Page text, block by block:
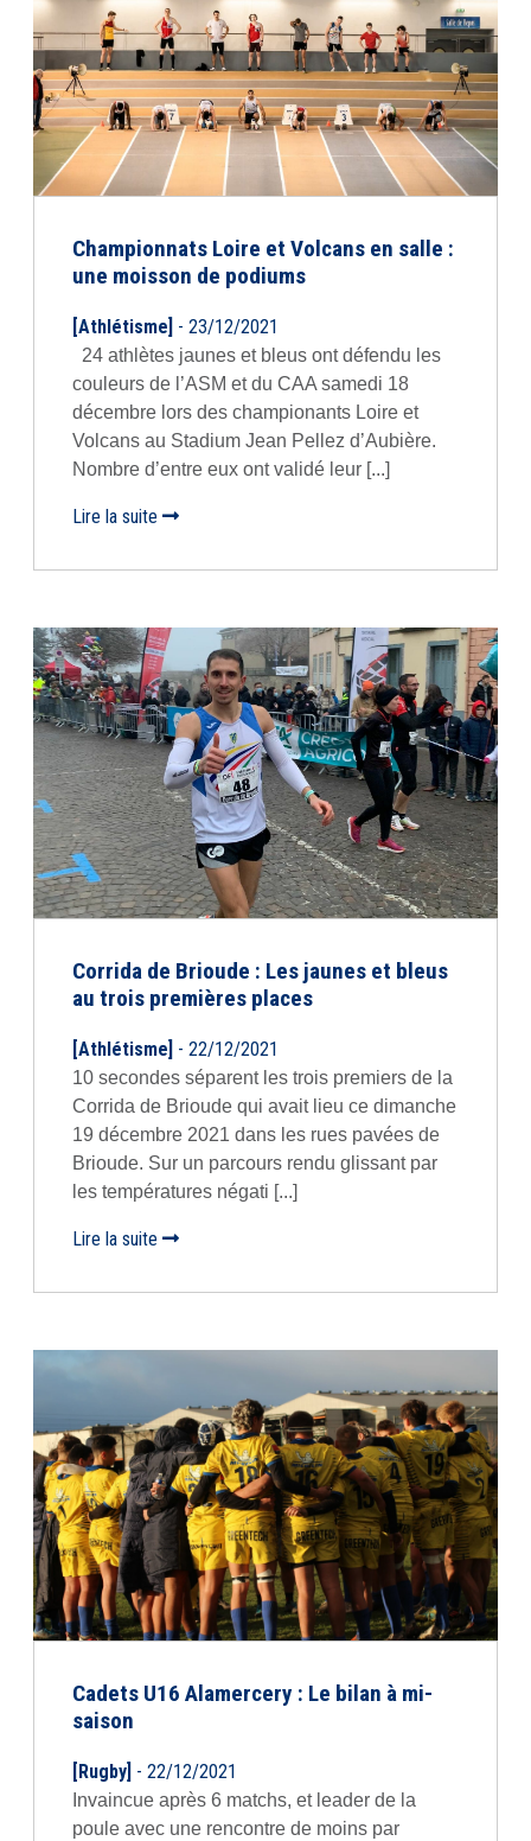
Championnats Loire et Volcans en salle :
une moisson de podiums
[Athlétisme] - 23/12/2021
24 athlètes jaunes et bleus ont défendu les
couleurs de l’ASM et du CAA samedi 18
décembre lors des championants Loire et
Volcans au Stadium Jean Pellez d’Aubière.
Nombre d’entre eux ont validé leur [...]
Lire la suite
Corrida de Brioude : Les jaunes et bleus
au trois premières places
[Athlétisme] - 22/12/2021
10 secondes séparent les trois premiers de la
Corrida de Brioude qui avait lieu ce dimanche
19 décembre 2021 dans les rues pavées de
Brioude. Sur un parcours rendu glissant par
les températures négati [...]
Lire la suite
Cadets U16 Alamercery : Le bilan à mi-
saison
[Rugby] - 22/12/2021
Invaincue après 6 matchs, et leader de la
poule avec une rencontre de moins par